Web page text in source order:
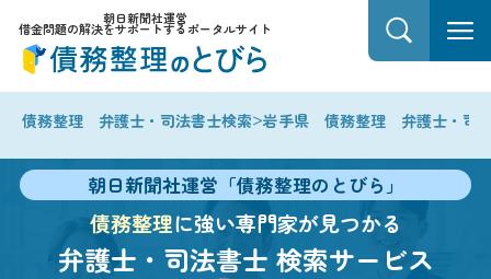
朝日新聞社運営
借金問題の解決をサポートするポータルサイト
債務整理 弁護士・司法書士検索>岩手県 債務整理 弁護士・司
朝日新聞社運営「債務整理のとびら」
債務整理に強い専門家が見つかる
弁護士・司法書士 検索サービス